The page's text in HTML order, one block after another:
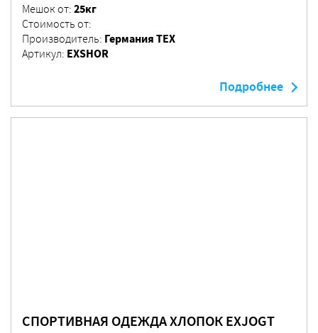
Мешок от: 25кг
Стоимость от:
Производитель: Германия ТЕХ
Артикул: EXSHOR
Подробнее
СПОРТИВНАЯ ОДЕЖДА ХЛОПОК EXJOGT